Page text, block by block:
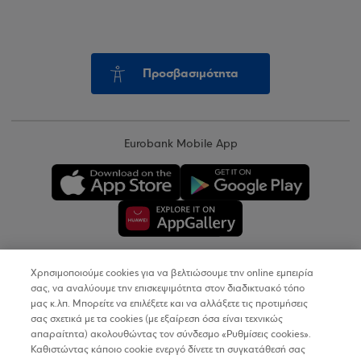
Προσβασιμότητα
Eurobank Mobile App
Copyright © 2026
Όροι Χρήσης
Χρησιμοποιούμε cookies για να βελτιώσουμε την online εμπειρία
σας, να αναλύουμε την επισκεψιμότητα στον διαδικτυακό τόπο
μας κ.λπ. Μπορείτε να επιλέξετε και να αλλάξετε τις προτιμήσεις
σας σχετικά με τα cookies (με εξαίρεση όσα είναι τεχνικώς
απαραίτητα) ακολουθώντας τον σύνδεσμο «Ρυθμίσεις cookies».
Καθιστώντας κάποιο cookie ενεργό δίνετε τη συγκατάθεσή σας